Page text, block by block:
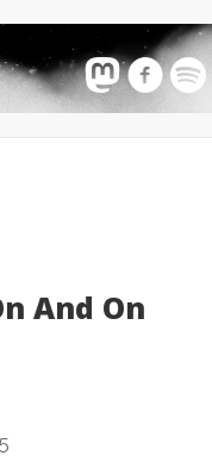
And On